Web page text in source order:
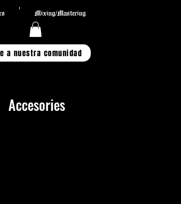
Mixing/Mastering
a nuestra comunidad
Accesories